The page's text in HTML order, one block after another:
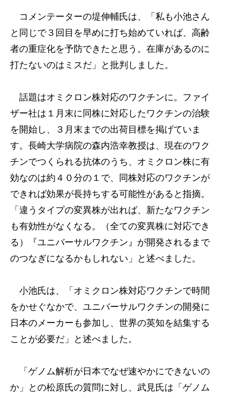
コメンテーターの堤伸輔氏は、「私も小池さん
と同じで３回目を早めに打ち始めていれば、高齢
者の重症化を予防できたと思う。在庫があるのに
打たないのはミスだ」と批判しました。
話題はオミクロン株対応のワクチンに。ファイ
ザー社は１月末に同株に対応したワクチンの治験
を開始し、３月末までの出荷目標を掲げていま
す。長崎大学病院の森内浩幸教授は、現在のワク
チンでつくられる抗体のうち、オミクロン株に有
効なのは約４０分の１で、同株対応のワクチンが
できれば効果が長持ちする可能性があると指摘。
「違うタイプの変異株が出れば、新たなワクチン
も有効性がなくなる。（全ての変異株に対応でき
る）『ユニバーサルワクチン』が開発されるまで
のつなぎになるかもしれない」と述べました。
小池氏は、「オミクロン株対応ワクチンで時間
をかせぐなかで、ユニバーサルワクチンの開発に
日本のメーカーも参加し、世界の英知を結集する
ことが必要だ」と述べました。
「ゲノム解析が日本でなぜ速やかにできないの
か」との松原氏の質問に対し、武見氏は「ゲノム